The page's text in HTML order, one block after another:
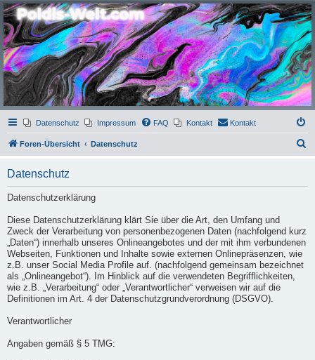
Poldis-Welt.com
Das Forum für Jeans, Sportswear, grosse Grössen und Accessoires
Datenschutz Impressum FAQ Kontakt Kontakt
Foren-Übersicht Datenschutz
Datenschutz
Datenschutzerklärung
Diese Datenschutzerklärung klärt Sie über die Art, den Umfang und
Zweck der Verarbeitung von personenbezogenen Daten (nachfolgend kurz
„Daten“) innerhalb unseres Onlineangebotes und der mit ihm verbundenen
Webseiten, Funktionen und Inhalte sowie externen Onlinepräsenzen, wie
z.B. unser Social Media Profile auf. (nachfolgend gemeinsam bezeichnet
als „Onlineangebot“). Im Hinblick auf die verwendeten Begrifflichkeiten,
wie z.B. „Verarbeitung“ oder „Verantwortlicher“ verweisen wir auf die
Definitionen im Art. 4 der Datenschutzgrundverordnung (DSGVO).
Verantwortlicher
Angaben gemäß § 5 TMG: